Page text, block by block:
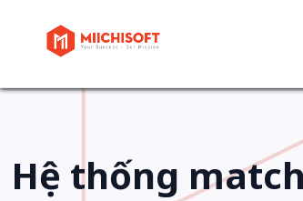
Hệ thống